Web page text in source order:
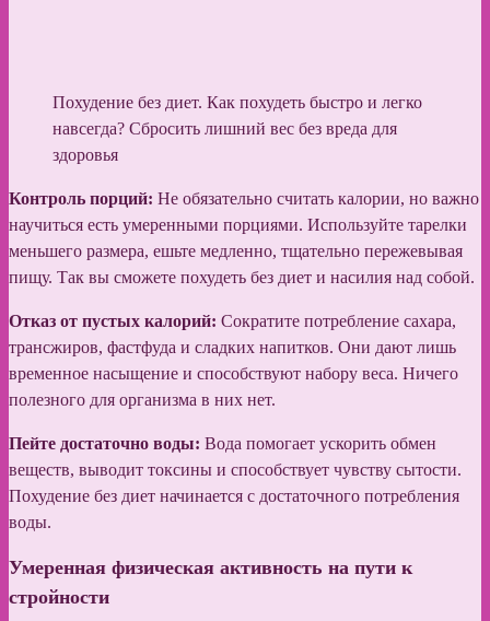
Похудение без диет. Как похудеть быстро и легко
навсегда? Сбросить лишний вес без вреда для
здоровья
Контроль порций: Не обязательно считать калории, но важно
научиться есть умеренными порциями. Используйте тарелки
меньшего размера, ешьте медленно, тщательно пережевывая
пищу. Так вы сможете похудеть без диет и насилия над собой.
Отказ от пустых калорий: Сократите потребление сахара,
трансжиров, фастфуда и сладких напитков. Они дают лишь
временное насыщение и способствуют набору веса. Ничего
полезного для организма в них нет.
Пейте достаточно воды: Вода помогает ускорить обмен
веществ, выводит токсины и способствует чувству сытости.
Похудение без диет начинается с достаточного потребления
воды.
Умеренная физическая активность на пути к
стройности